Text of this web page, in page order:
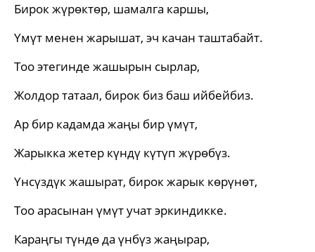
Бирок жүрөктөр, шамалга каршы,
Үмүт менен жарышат, эч качан таштабайт.
Тоо этегинде жашырын сырлар,
Жолдор татаал, бирок биз баш ийбейбиз.
Ар бир кадамда жаңы бир үмүт,
Жарыкка жетер күндү күтүп жүрөбүз.
Үнсүздүк жашырат, бирок жарык көрүнөт,
Тоо арасынан үмүт учат эркиндикке.
Караңгы түндө да үнбүз жаңырар,